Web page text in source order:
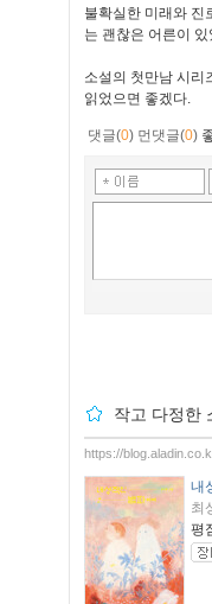
불확실한 미래와 진
는 괜찮은 어른이
소설의 첫만남 시리
읽었으면 좋겠다.
댓글(0) 먼댓글(0)
작고 다정한
https://
내
최
평